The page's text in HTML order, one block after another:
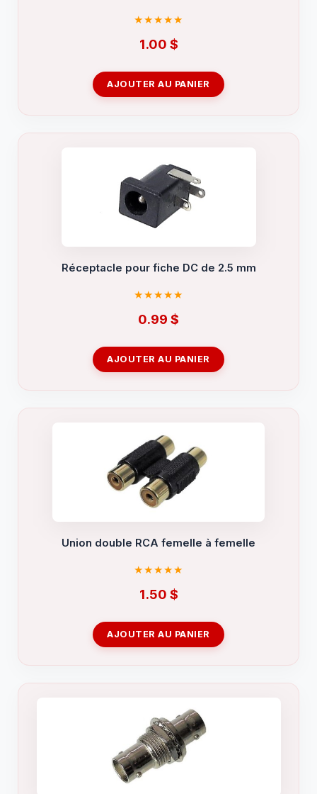
1.00 $
AJOUTER AU PANIER
Réceptacle pour fiche DC de 2.5 mm
0.99 $
AJOUTER AU PANIER
Union double RCA femelle à femelle
1.50 $
AJOUTER AU PANIER